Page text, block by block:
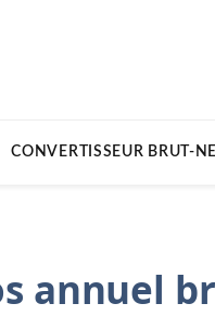
CONVERTISSEUR BRUT-
annuel